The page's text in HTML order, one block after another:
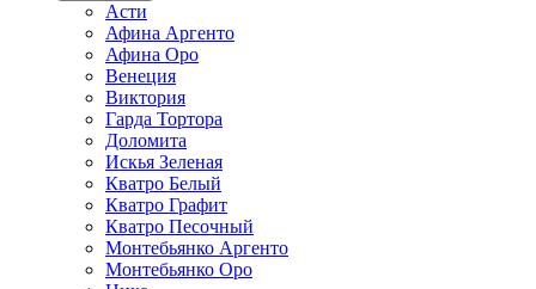
Асти
Афина Аргенто
Афина Оро
Венеция
Виктория
Гарда Тортора
Доломита
Искья Зеленая
Кватро Белый
Кватро Графит
Кватро Песочный
Монтебьянко Аргенто
Монтебьянко Оро